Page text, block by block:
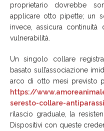
proprietario dovrebbe
applicare otto pipette; un
invece, assicura
vulnerabilità.
Un singolo collare
basato sull’associazione
arco di otto mesi previsto
https://
seresto-collare-
rilascio graduale, la
Dispositivi con queste